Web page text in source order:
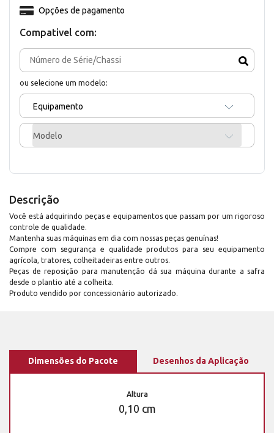
Compativel com:
ou selecione um modelo:
Equipamento
Modelo
Opções de pagamento
Descrição
Você está adquirindo peças e equipamentos que passam por um rigoroso
controle de qualidade.
Mantenha suas máquinas em dia com nossas peças genuínas!
Compre com segurança e qualidade produtos para seu equipamento
agrícola, tratores, colheitadeiras entre outros.
Peças de reposição para manutenção dá sua máquina durante a safra
desde o plantio até a colheita.
Produto vendido por concessionário autorizado.
Dimensões do Pacote Desenhos da Aplicação
Altura
0,10 cm